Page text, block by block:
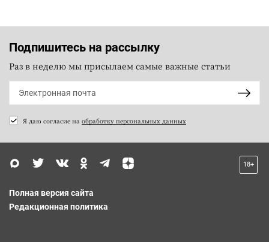
Подпишитесь на рассылку
Раз в неделю мы присылаем самые важные статьи
Я даю согласие на обработку персональных данных
18+
Полная версия сайта
Редакционная политика